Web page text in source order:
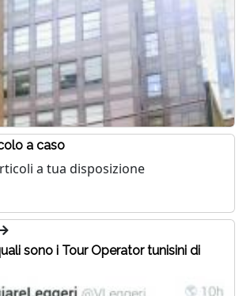
a caso
a tua disposizione
sono i Tour Operator tunisini di